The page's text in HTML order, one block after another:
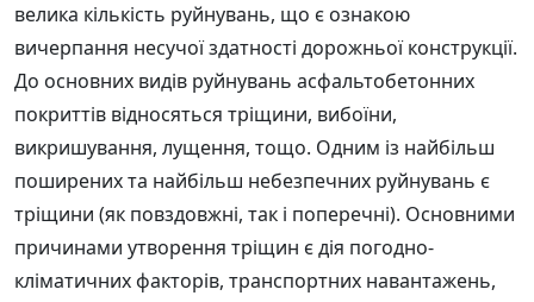
велика кількість руйнувань, що є ознакою
вичерпання несучої здатності дорожньої конструкції.
До основних видів руйнувань асфальтобетонних
покриттів відносяться тріщини, вибоїни,
викришування, лущення, тощо. Одним із найбільш
поширених та найбільш небезпечних руйнувань є
тріщини (як повздовжні, так і поперечні). Основними
причинами утворення тріщин є дія погодно-
кліматичних факторів, транспортних навантажень,